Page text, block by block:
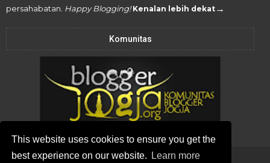
This website uses cookies to ensure you get the
best experience on our website.
Learn more
persahabatan. Happy Blogging! Kenalan lebih dekat →
Komunitas